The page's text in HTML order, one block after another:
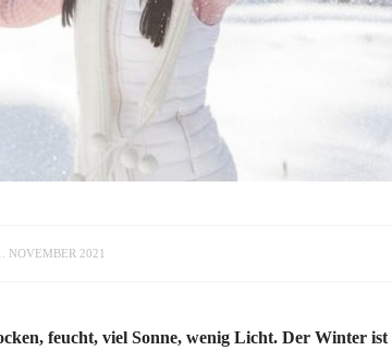
NOVEMBER 2021
feucht, viel Sonne, wenig Licht. Der Winter